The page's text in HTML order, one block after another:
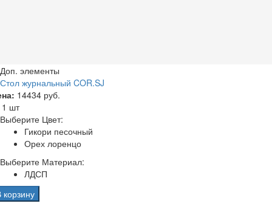
Доп. элементы
Стол журнальный COR.SJ
14434 руб.
1 шт
Выберите Цвет:
Гикори песочный
Орех лоренцо
Выберите Материал:
ЛДСП
корзину